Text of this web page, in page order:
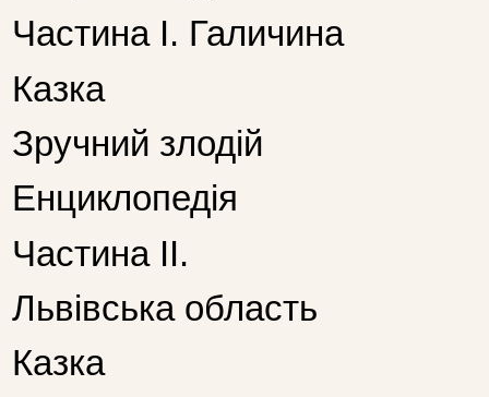
Частина І. Галичина
Казка
Зручний злодій
Енциклопедія
Частина ІІ.
Львівська область
Казка